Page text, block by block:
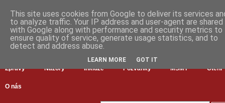
Zprávy Názory Inkluze Pozvánky MŠMT Čtení
O nás
This site uses cookies from Google to deliver its services
to analyze traffic. Your IP address and user-agent are shared
with Google along with performance and security metrics to
ensure quality of service, generate usage statistics, and to
detect and address abuse.
LEARN MORE GOT IT